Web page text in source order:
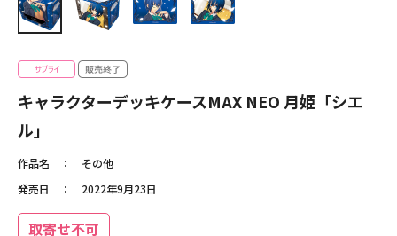
キャラクターデッキケースMAX NEO 月姫「シエ
ル」
作品名
その他
発売日
2022年9月23日
取寄せ不可